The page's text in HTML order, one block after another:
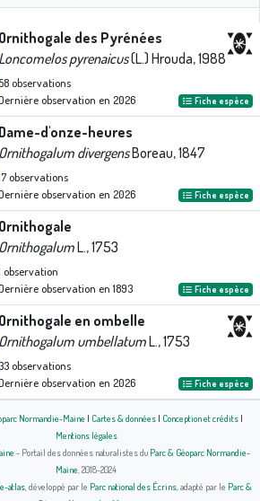
Ornithogale des Pyrénées
Loncomelos pyrenaicus(L.) Hrouda, 1988
58observations
observation en 2026 Fiche espèce
Dame-d'onze-heures
Ornithogalum divergensBoreau, 1847
observations
observation en 2026 Fiche espèce
Ornithogale
OrnithogalumL., 1753
observation
observation en 1893 Fiche espèce
Ornithogale en ombelle
Ornithogalum umbellatumL., 1753
33observations
observation en 2026 Fiche espèce
Normandie-Maine | Cartes & données| Conception et crédits|
Mentions légales
- Portail des données naturalistes du Parc & Géoparc Normandie-
Maine , 2018-2024
atlas , développé par le Parc national des Écrins , adapté par le Parc &